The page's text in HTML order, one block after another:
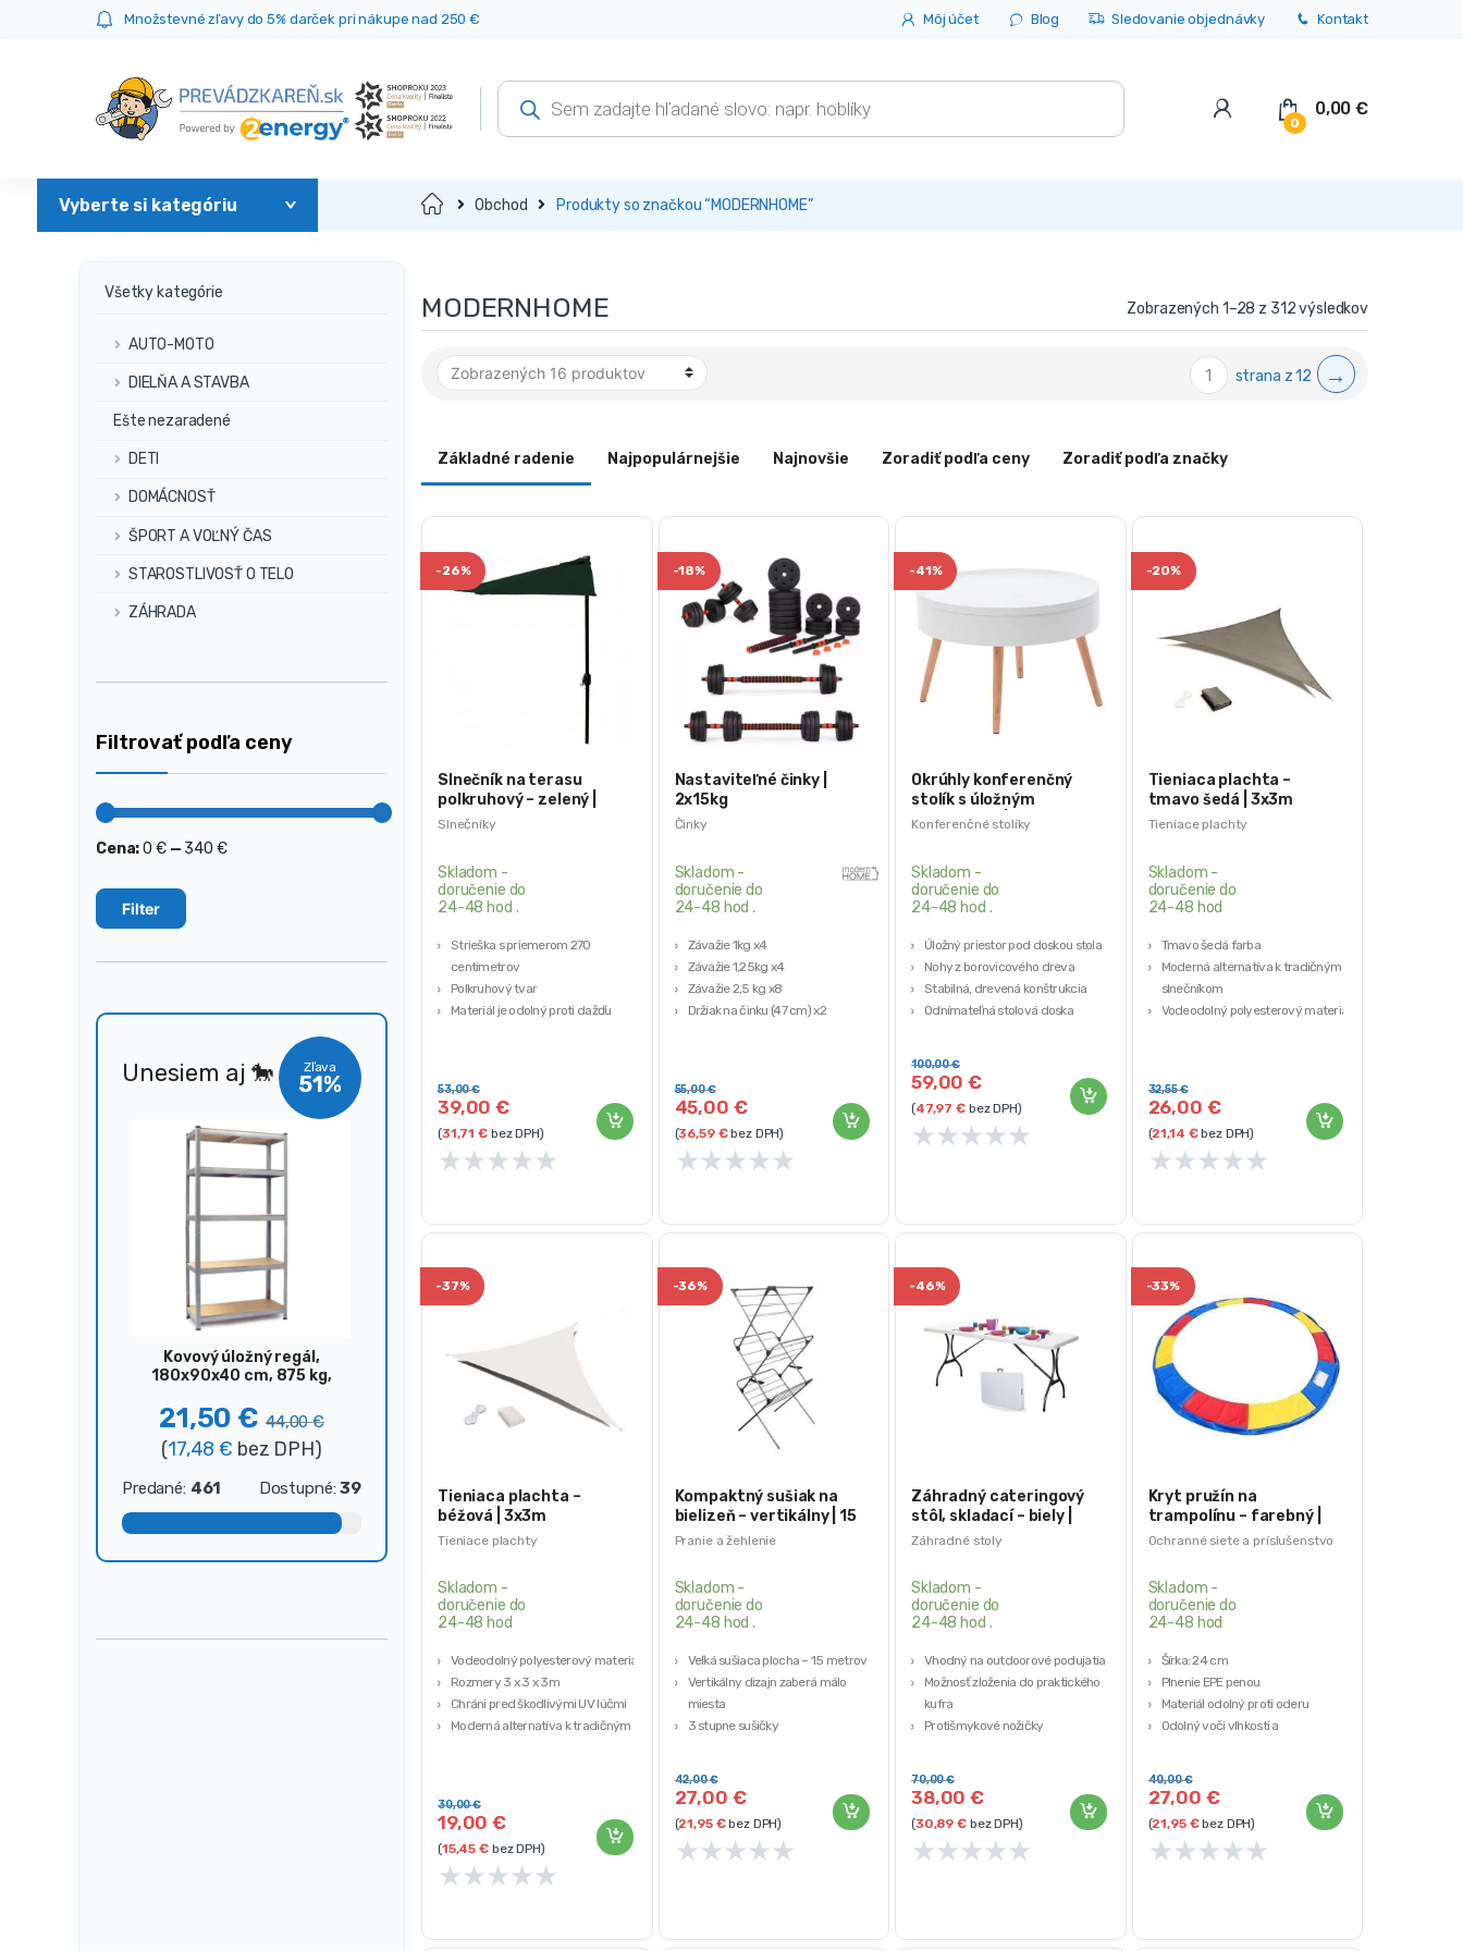
Množstevné zľavy do 5% darček pri nákupe nad 250 € Môj účet Blog Sledovanie objednávky Kontakt
Products
search
0
0,00€
Domov Obchod Produkty so značkou “MODERNHOME”
MODERNHOME Zobrazených 1–28 z 312 výsledkov
strana z 12 →
Základné radenie Najpopulárnejšie Najnovšie Zoradiť podľa ceny Zoradiť podľa značky
Slnečníky
-26%
Slnečník na terasu
polkruhový – zelený |
2.7m
Skladom -
doručenie do
24-48 hod .
Strieška s priemerom 270
centimetrov
Polkruhový tvar
Materiál je odolný proti dažďu
39,00€
53,00€
(31,71€bez DPH)
★★★★★
Činky
-18%
Nastaviteľné činky |
2x15kg
Skladom -
doručenie do
24-48 hod .
Závažie 1kg x4
Závažie 1,25kg x4
Závažie 2,5 kg x8
Držiak na činku (47 cm) x2
45,00 €
55,00€
(36,59 €bez DPH)
★★★★★
Konferenčné stolíky
-41%
Okrúhly konferenčný
stolík s úložným
priestorom | biely
Skladom -
doručenie do
24-48 hod .
Úložný priestor pod doskou stola
Nohy z borovicového dreva
Stabilná, drevená konštrukcia
Odnímateľná stolová doska
59,00€
100,00€
(47,97€bez DPH)
★★★★★
Tieniace plachty
-20%
Tieniaca plachta –
tmavo šedá | 3x3m
Skladom -
doručenie do
24-48 hod
Tmavo šedá farba
Moderná alternatíva k tradičným
slnečníkom
Vodeodolný polyesterový materiál
26,00 €
32,55€
(21,14 €bez DPH)
★★★★★
Tieniace plachty
-37%
Tieniaca plachta –
béžová | 3x3m
Skladom -
doručenie do
24-48 hod
Vodeodolný polyesterový materiál
Rozmery 3 x 3 x 3m
Chráni pred škodlivými UV lúčmi
Moderná alternatíva k tradičným
19,00€
30,00€
(15,45€bez DPH)
★★★★★
Pranie a žehlenie
-36%
Kompaktný sušiak na
bielizeň – vertikálny | 15
m
Skladom -
doručenie do
24-48 hod .
Veľká sušiaca plocha – 15 metrov
Vertikálny dizajn zaberá málo
miesta
3 stupne sušičky
27,00 €
42,00€
(21,95 €bez DPH)
★★★★★
Záhradné stoly
-46%
Záhradný cateringový
stôl, skladací – biely |
180×70 cm
Skladom -
doručenie do
24-48 hod .
Vhodný na outdoorové podujatia
Možnosť zloženia do praktického
kufra
Protišmykové nožičky
38,00€
70,00€
(30,89€bez DPH)
★★★★★
Ochranné siete a príslušenstvo
-33%
Kryt pružín na
trampolínu – farebný |
244 – 250 cm
Skladom -
doručenie do
24-48 hod
Šírka: 24 cm
Plnenie EPE penou
Materiál odolný proti oderu
Odolný voči vlhkosti a
27,00 €
40,00€
(21,95 €bez DPH)
★★★★★
Všetky kategórie
AUTO-MOTO
DIELŇA A STAVBA
Ešte nezaradené
DETI
DOMÁCNOSŤ
ŠPORT A VOĽNÝ ČAS
STAROSTLIVOSŤ O TELO
ZÁHRADA
Filtrovať podľa ceny
Minimálna
Maximálna
Filter
Cena:0 €— 340 €
Unesiem aj 🐎 Zľava
51%
Kovový úložný regál,
180x90x40 cm, 875 kg,
21,50 € 44,00€
(17,48€ bez DPH)
Predané: 461 Dostupné:39